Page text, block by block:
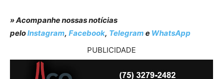
» Acompanhe nossas notícias
peloInstagram, Facebook, Telegram e WhatsApp
PUBLICIDADE